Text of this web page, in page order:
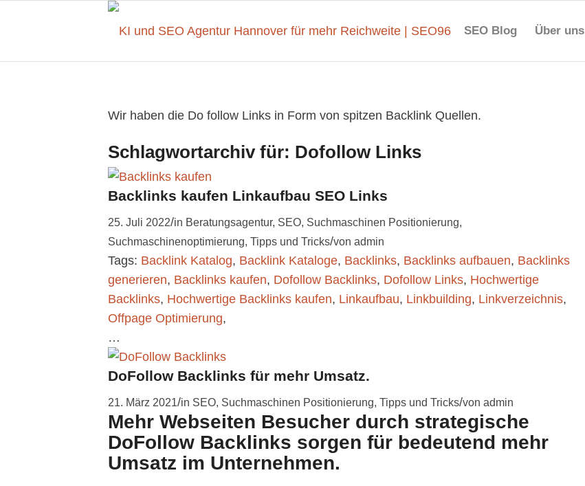
SEO Blog Über uns
Wir haben die Do follow Links in Form von spitzen Backlink Quellen.
Schlagwortarchiv für: Dofollow Links
Backlinks kaufen Linkaufbau SEO Links
25. Juli 2022/in Beratungsagentur, SEO, Suchmaschinen Positionierung,
Suchmaschinenoptimierung, Tipps und Tricks/von admin
Tags: Backlink Katalog, Backlink Kataloge, Backlinks, Backlinks aufbauen, Backlinks
generieren, Backlinks kaufen, Dofollow Backlinks, Dofollow Links, Hochwertige
Backlinks, Hochwertige Backlinks kaufen, Linkaufbau, Linkbuilding, Linkverzeichnis,
Offpage Optimierung,
…
DoFollow Backlinks für mehr Umsatz.
21. März 2021/in SEO, Suchmaschinen Positionierung, Tipps und Tricks/von admin
Mehr Webseiten Besucher durch strategische
DoFollow Backlinks sorgen für bedeutend mehr
Umsatz im Unternehmen.